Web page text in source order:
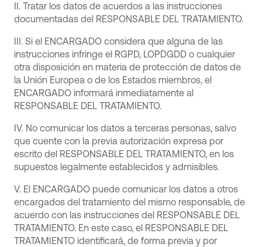
II. Tratar los datos de acuerdos a las instrucciones
documentadas del RESPONSABLE DEL TRATAMIENTO.
III. Si el ENCARGADO considera que alguna de las
instrucciones infringe el RGPD, LOPDGDD o cualquier
otra disposición en materia de protección de datos de
la Unión Europea o de los Estados miembros, el
ENCARGADO informará inmediatamente al
RESPONSABLE DEL TRATAMIENTO.
IV. No comunicar los datos a terceras personas, salvo
que cuente con la previa autorización expresa por
escrito del RESPONSABLE DEL TRATAMIENTO, en los
supuestos legalmente establecidos y admisibles.
V. El ENCARGADO puede comunicar los datos a otros
encargados del tratamiento del mismo responsable, de
acuerdo con las instrucciones del RESPONSABLE DEL
TRATAMIENTO. En este caso, el RESPONSABLE DEL
TRATAMIENTO identificará, de forma previa y por